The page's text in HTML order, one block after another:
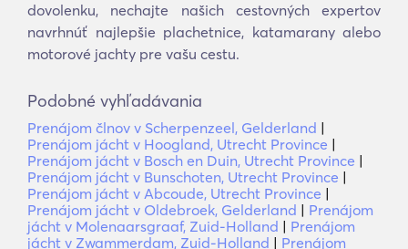
dovolenku, nechajte našich cestovných expertov
navrhnúť najlepšie plachetnice, katamarany alebo
motorové jachty pre vašu cestu.
Podobné vyhľadávania
Prenájom člnov v Scherpenzeel, Gelderland |
Prenájom jácht v Hoogland, Utrecht Province |
Prenájom jácht v Bosch en Duin, Utrecht Province |
Prenájom jácht v Bunschoten, Utrecht Province |
Prenájom jácht v Abcoude, Utrecht Province |
Prenájom jácht v Oldebroek, Gelderland | Prenájom
jácht v Molenaarsgraaf, Zuid-Holland | Prenájom
jácht v Zwammerdam, Zuid-Holland | Prenájom